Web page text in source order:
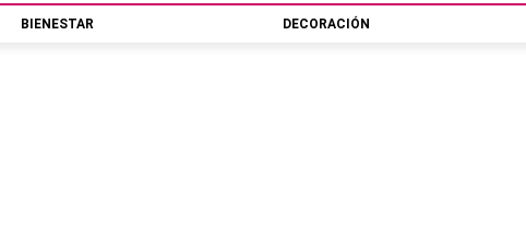
BIENESTAR DECORACIÓN